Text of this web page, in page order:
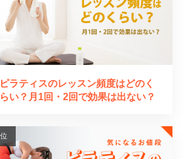
ピラティスのレッスン頻度はどのく
らい？月1回・2回で効果は出ない？